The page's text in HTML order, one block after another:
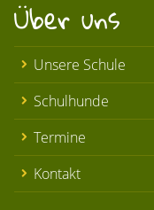
Über uns
Unsere Schule
Schulhunde
Termine
Kontakt